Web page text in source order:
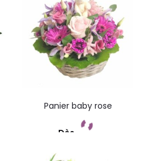
Panier baby rose
Dès
Commandez